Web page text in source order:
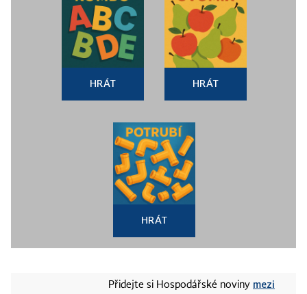
HRÁT HRÁT
HRÁT
Přidejte si Hospodářské noviny mezi